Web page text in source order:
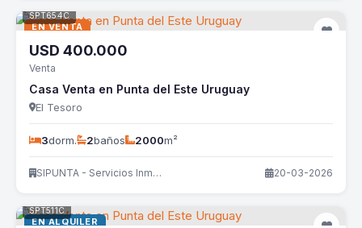
EN VENTA
SPT654C
USD 400.000
Venta
Casa Venta en Punta del Este Uruguay
El Tesoro
3dorm. 2baños 2000m²
SIPUNTA - Servicios Inmobiliarios 20-03-2026
EN ALQUILER
SPT511C